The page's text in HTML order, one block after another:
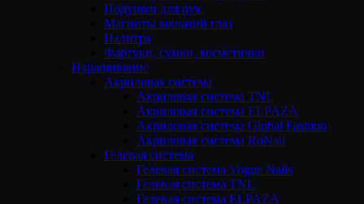
Подушки для рук
Магниты кошачий глаз
Палитра
Фартуки, сумки, косметички
Наращивание
Акриловая система
Акриловая система TNL
Акриловая система ELPAZA
Акриловая система Global Fashion
Акриловая система RuNail
Гелевая система
Гелевая система Vogue Nails
Гелевая система TNL
Гелевая система ELPAZA